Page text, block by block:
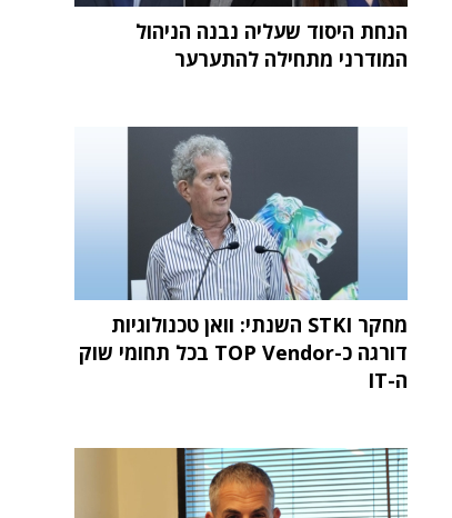
הנחת היסוד שעליה נבנה הניהול
המודרני מתחילה להתערער
מחקר STKI השנתי: וואן טכנולוגיות
דורגה כ-TOP Vendor בכל תחומי שוק
ה-IT